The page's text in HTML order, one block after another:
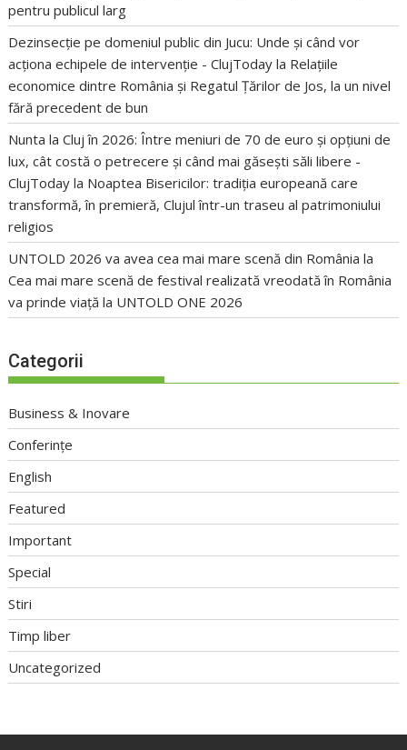
pentru publicul larg
Dezinsecție pe domeniul public din Jucu: Unde și când vor
acționa echipele de intervenție - ClujToday la Relațiile
economice dintre România și Regatul Țărilor de Jos, la un nivel
fără precedent de bun
Nunta la Cluj în 2026: Între meniuri de 70 de euro și opțiuni de
lux, cât costă o petrecere și când mai găsești săli libere -
ClujToday la Noaptea Bisericilor: tradiția europeană care
transformă, în premieră, Clujul într-un traseu al patrimoniului
religios
UNTOLD 2026 va avea cea mai mare scenă din România la
Cea mai mare scenă de festival realizată vreodată în România
va prinde viață la UNTOLD ONE 2026
Categorii
Business & Inovare
Conferințe
English
Featured
Important
Special
Stiri
Timp liber
Uncategorized